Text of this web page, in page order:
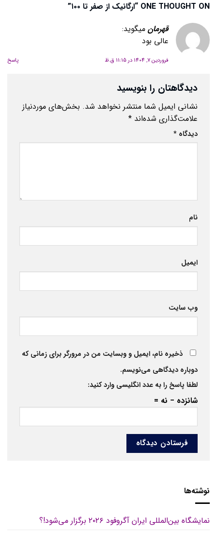
ONE THOUGHT ON “ ارگانیک از صفر تا ۱۰۰
”
قهرمان میگوید:
عالی بود
فروردین 7, 1404 در 11:15 ق.ظ پاسخ
دیدگاهتان را بنویسید
نشانی ایمیل شما منتشر نخواهد شد. بخش‌های موردنیاز
علامت‌گذاری شده‌اند *
دیدگاه *
نام
ایمیل
وب‌ سایت
ذخیره نام، ایمیل و وبسایت من در مرورگر برای زمانی که
دوباره دیدگاهی می‌نویسم.
لطفا پاسخ را به عدد انگلیسی وارد کنید:
شانزده − نه =
نوشته‌ها
نمایشگاه بین‌المللی ایران آگروفود ۲۰۲۶ برگزار می‌شود!؟